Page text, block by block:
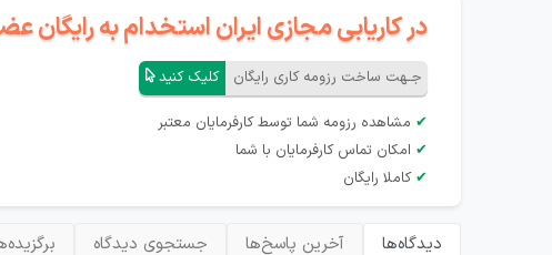
در کاریابی مجازی ایران استخدام به رایگان
جـهت ساخت رزومه کاری رایگان کلیک کنید
✔ مشاهده رزومه شما توسط کارفرمایان معتبر
✔ امکان تماس کارفرمایان با شما
✔ کاملا رایگان
دیدگاه‌ها آخرین پاسخ‌ها جستجوی دیدگاه